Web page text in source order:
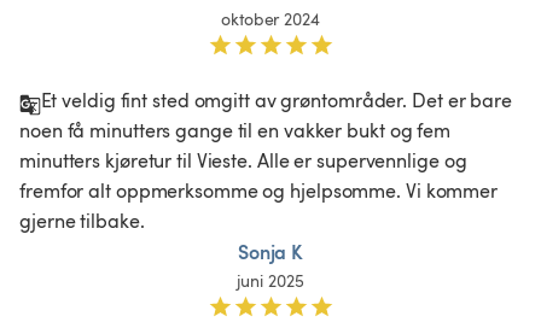
oktober 2024
Et veldig fint sted omgitt av grøntområder. Det er bare
noen få minutters gange til en vakker bukt og fem
minutters kjøretur til Vieste. Alle er supervennlige og
fremfor alt oppmerksomme og hjelpsomme. Vi kommer
gjerne tilbake.
Sonja K
juni 2025